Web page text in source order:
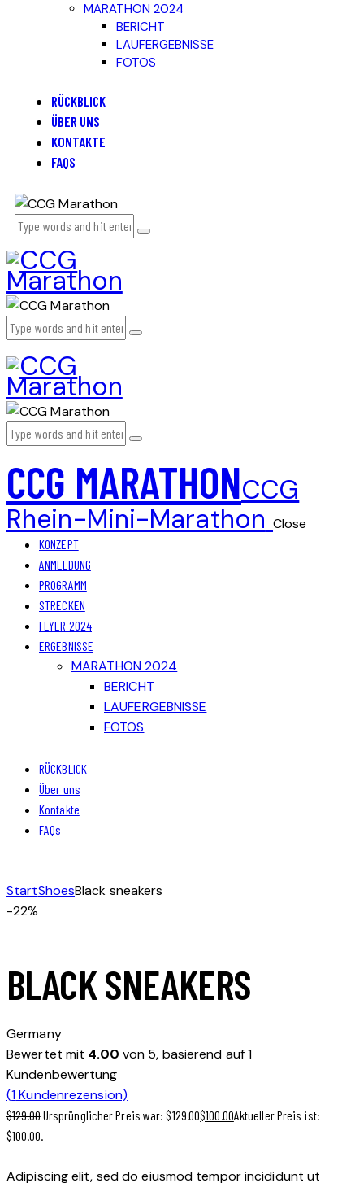
MARATHON 2024
BERICHT
LAUFERGEBNISSE
FOTOS
RÜCKBLICK
ÜBER UNS
KONTAKTE
FAQS
CCG MARATHONCCG
Rhein-Mini-Marathon Close
KONZEPT
ANMELDUNG
PROGRAMM
STRECKEN
FLYER 2024
ERGEBNISSE
MARATHON 2024
BERICHT
LAUFERGEBNISSE
FOTOS
RÜCKBLICK
Über uns
Kontakte
FAQs
StartShoesBlack sneakers
-22%
BLACK SNEAKERS
Germany
Bewertet mit 4.00 von 5, basierend auf1
Kundenbewertung
(1Kundenrezension)
$129.00Ursprünglicher Preis war: $129.00$100.00Aktueller Preis ist:
$100.00.
Adipiscing elit, sed do eiusmod tempor incididunt ut